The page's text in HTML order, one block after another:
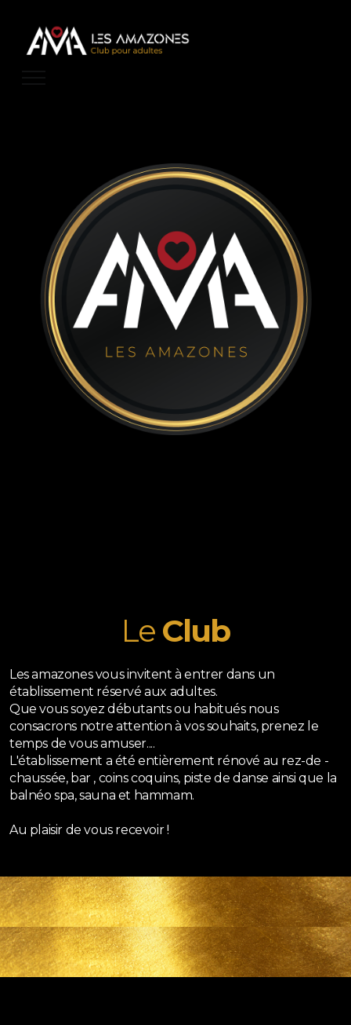
Le Club
Les amazones vous invitent à entrer dans un
établissement réservé aux adultes.
Que vous soyez débutants ou habitués nous
consacrons notre attention à vos souhaits, prenez le
temps de vous amuser....
L'établissement a été entièrement rénové au rez-de -
chaussée, bar , coins coquins, piste de danse ainsi que la
balnéo spa, sauna et hammam.
Au plaisir de vous recevoir !